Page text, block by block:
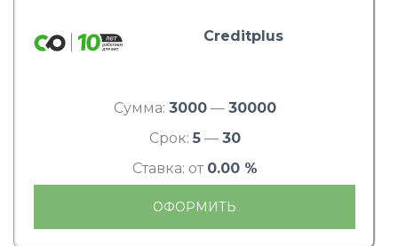
Creditplus
Сумма: 3000— 30000
Срок: 5— 30
Ставка: от 0.00 %
ОФОРМИТЬ